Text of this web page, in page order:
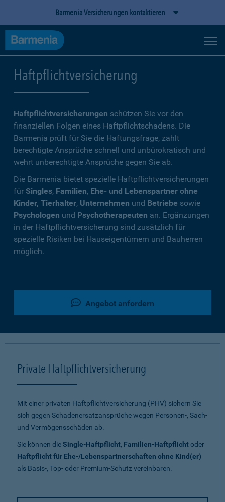
Barmenia Versicherungen kontaktieren
Haftpflichtversicherung
Haftpflichtversicherungen schützen Sie vor den
finanziellen Folgen eines Haftpflichtschadens. Die
Barmenia prüft für Sie die Haftungsfrage, zahlt
berechtigte Ansprüche schnell und unbürokratisch und
wehrt unberechtigte Ansprüche gegen Sie ab.
Die Barmenia bietet spezielle Haftpflichtversicherungen
für Singles, Familien, Ehe- und Lebenspartner ohne
Kinder, Tierhalter, Unternehmen und Betriebe sowie
Psychologen und Psychotherapeuten an. Ergänzungen
in der Haftpflichtversicherung sind zusätzlich für
spezielle Risiken bei Hauseigentümern und Bauherren
möglich.
Angebot anfordern
Private Haftpflichtversicherung
Mit einer privaten Haftpflichtversicherung (PHV) sichern Sie
sich gegen Schadenersatzansprüche wegen Personen-, Sach-
und Vermögensschäden ab.
Sie können dieSingle-Haftpflicht, Familien-Haftpflichtoder
Haftpflicht für Ehe-/Lebenspartnerschaften ohne Kind(er)
als Basis-, Top- oder Premium-Schutz vereinbaren.